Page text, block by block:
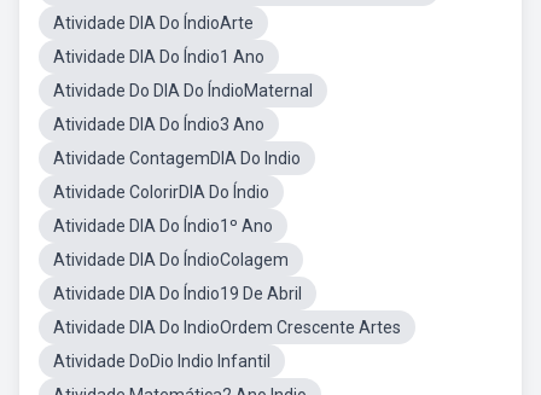
Atividade DIA Do ÍndioArte
Atividade DIA Do Índio1 Ano
Atividade Do DIA Do ÍndioMaternal
Atividade DIA Do Índio3 Ano
Atividade ContagemDIA Do Indio
Atividade ColorirDIA Do Índio
Atividade DIA Do Índio1º Ano
Atividade DIA Do ÍndioColagem
Atividade DIA Do Índio19 De Abril
Atividade DIA Do IndioOrdem Crescente Artes
Atividade DoDio Indio Infantil